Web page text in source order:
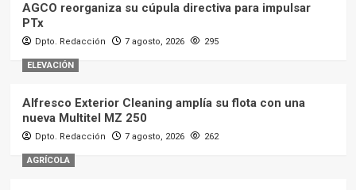
AGCO reorganiza su cúpula directiva para impulsar
PTx
Dpto. Redacción 7 agosto, 2026 295
ELEVACIÓN
Alfresco Exterior Cleaning amplía su flota con una
nueva Multitel MZ 250
Dpto. Redacción 7 agosto, 2026 262
AGRÍCOLA